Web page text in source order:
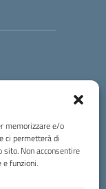
memorizzare e/o
ci permetterà di
Non acconsentire
funzioni.